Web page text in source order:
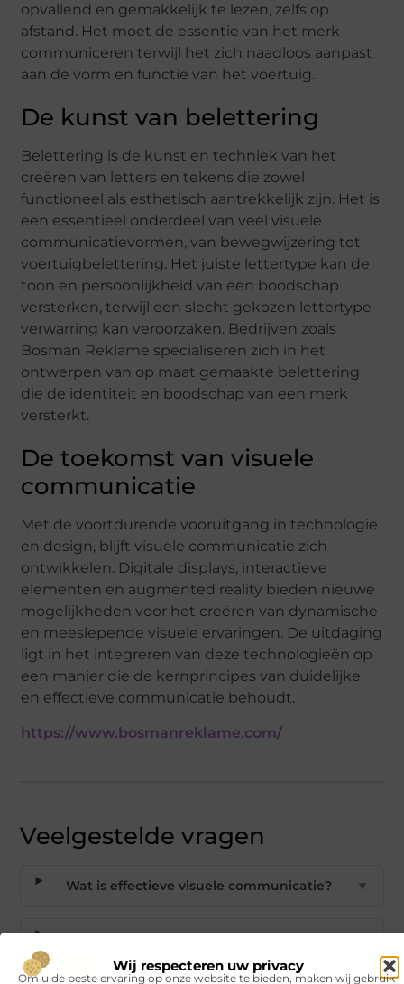
Wij respecteren uw privacy
Om u de beste ervaring op onze website te bieden, maken wij gebruik
opvallend en gemakkelijk te lezen, zelfs op
afstand. Het moet de essentie van het merk
communiceren terwijl het zich naadloos aanpast
aan de vorm en functie van het voertuig.
De kunst van belettering
Belettering is de kunst en techniek van het
creëren van letters en tekens die zowel
functioneel als esthetisch aantrekkelijk zijn. Het is
een essentieel onderdeel van veel visuele
communicatievormen, van bewegwijzering tot
voertuigbelettering. Het juiste lettertype kan de
toon en persoonlijkheid van een boodschap
versterken, terwijl een slecht gekozen lettertype
verwarring kan veroorzaken. Bedrijven zoals
Bosman Reklame specialiseren zich in het
ontwerpen van op maat gemaakte belettering
die de identiteit en boodschap van een merk
versterkt.
De toekomst van visuele
communicatie
Met de voortdurende vooruitgang in technologie
en design, blijft visuele communicatie zich
ontwikkelen. Digitale displays, interactieve
elementen en augmented reality bieden nieuwe
mogelijkheden voor het creëren van dynamische
en meeslepende visuele ervaringen. De uitdaging
ligt in het integreren van deze technologieën op
een manier die de kernprincipes van duidelijke
en effectieve communicatie behoudt.
https://www.bosmanreklame.com/
Veelgestelde vragen
Wat is effectieve visuele communicatie? ▼